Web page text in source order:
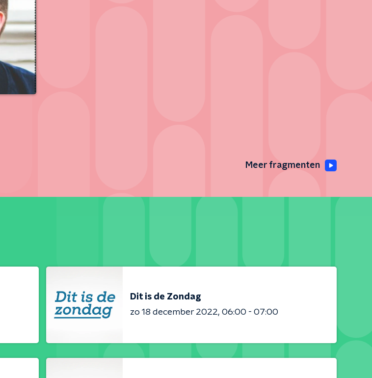
Meer fragmenten
Dit is de Zondag
zo 18 december 2022 06:00 - 07:00